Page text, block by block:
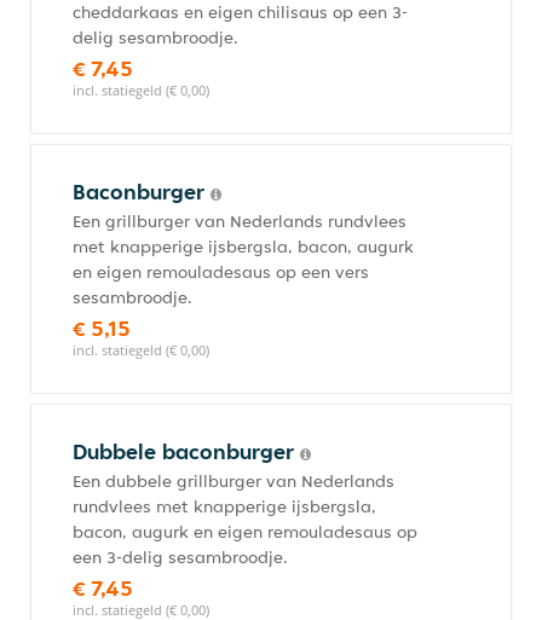
cheddarkaas en eigen chilisaus op een 3-
delig sesambroodje.
€ 7,45
incl. statiegeld (€ 0,00)
Baconburger
Een grillburger van Nederlands rundvlees
met knapperige ijsbergsla, bacon, augurk
en eigen remouladesaus op een vers
sesambroodje.
€ 5,15
incl. statiegeld (€ 0,00)
Dubbele baconburger
Een dubbele grillburger van Nederlands
rundvlees met knapperige ijsbergsla,
bacon, augurk en eigen remouladesaus op
een 3-delig sesambroodje.
€ 7,45
incl. statiegeld (€ 0,00)